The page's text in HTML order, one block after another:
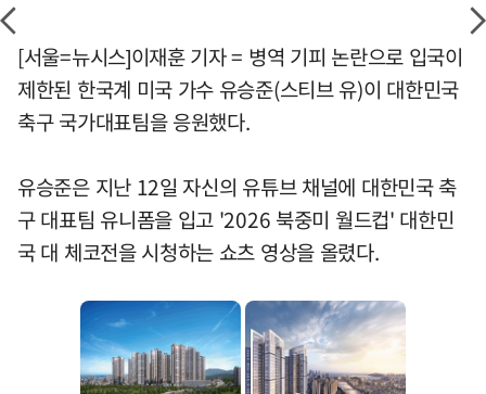
[서울=뉴시스]이재훈 기자 = 병역 기피 논란으로 입국이
제한된 한국계 미국 가수 유승준(스티브 유)이 대한민국
축구 국가대표팀을 응원했다.
유승준은 지난 12일 자신의 유튜브 채널에 대한민국 축
구 대표팀 유니폼을 입고 '2026 북중미 월드컵' 대한민
국 대 체코전을 시청하는 쇼츠 영상을 올렸다.